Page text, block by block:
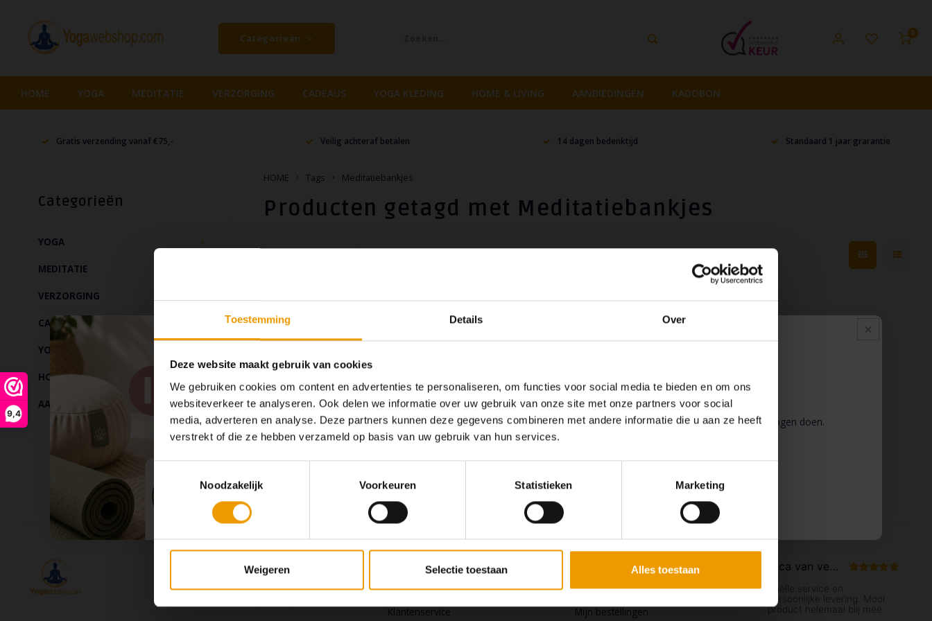
Pauze
Op dit moment houden wij pauze en kunt u geen bestellingen doen.
9,4
Toestemming Details Over
Deze website maakt gebruik van cookies
We gebruiken cookies om content en advertenties te personaliseren, om functies voor social media te bieden en om ons
websiteverkeer te analyseren. Ook delen we informatie over uw gebruik van onze site met onze partners voor social
media, adverteren en analyse. Deze partners kunnen deze gegevens combineren met andere informatie die u aan ze heeft
verstrekt of die ze hebben verzameld op basis van uw gebruik van hun services.
Noodzakelijk
Voorkeuren Statistieken Marketing
Weigeren Selectie toestaan Alles toestaan
Categorieën 0
HOME YOGA MEDITATIE VERZORGING CADEAUS YOGA KLEDING HOME & LIVING AANBIEDINGEN KADOBON
Gratis verzending vanaf €75,- Veilig achteraf betalen 14 dagen bedenktijd Standaard 1 jaar grarantie
Categorieën
YOGA
MEDITATIE
VERZORGING
CADEAUS
YOGA KLEDING
HOME & LIVING
AANBIEDINGEN
HOME Tags Meditatiebankjes
Producten getagd met Meditatiebankjes
Geen producten gevonden!...
Volg ons Klantenservice
De online yogashop
Klantenservice
Mijn account
Registreren
Mijn bestellingen